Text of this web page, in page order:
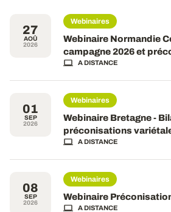
27
AOÛ
2026
Webinaires
Webinaire Normandie
campagne 2026 et
A DISTANCE
01
SEP
2026
Webinaires
Webinaire Bretagne -
préconisations
A DISTANCE
08
SEP
2026
Webinaires
Webinaire
A DISTANCE